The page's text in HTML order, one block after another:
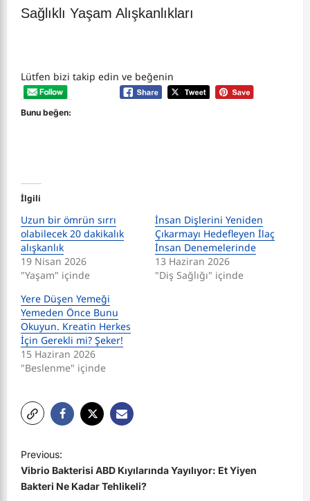
Sağlıklı Yaşam Alışkanlıkları
Lütfen bizi takip edin ve beğenin
Bunu beğen:
İlgili
Uzun bir ömrün sırrı
olabilecek 20 dakikalık
alışkanlık
19 Nisan 2026
"Yaşam" içinde
İnsan Dişlerini Yeniden
Çıkarmayı Hedefleyen İlaç
İnsan Denemelerinde
13 Haziran 2026
"Diş Sağlığı" içinde
Yere Düşen Yemeği
Yemeden Önce Bunu
Okuyun. Kreatin Herkes
İçin Gerekli mi? Şeker!
15 Haziran 2026
"Beslenme" içinde
P
o
s
Previous:
Vibrio Bakterisi ABD Kıyılarında Yayılıyor: Et Yiyen
Bakteri Ne Kadar Tehlikeli?